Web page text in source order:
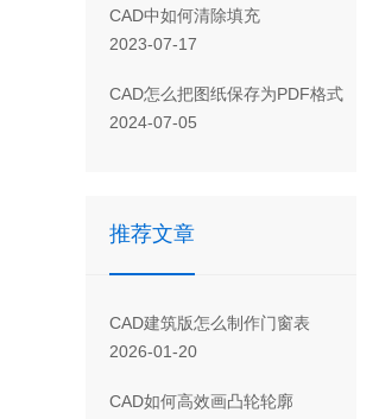
CAD 中如何清除填充
2023-07-17
CAD怎么把图纸保存为PDF格式
2024-07-05
推荐文章
CAD建筑版怎么制作门窗表
2026-01-20
CAD如何高效画凸轮轮廓